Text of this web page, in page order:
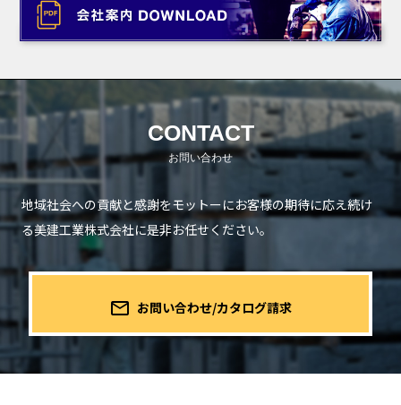
CONTACT
地域社会への貢献と感謝をモットーにお客様の期待に応え続け
る美建工業株式会社に是非お任せください。
mail_outline お問い合わせ/カタログ請求